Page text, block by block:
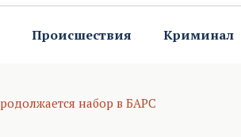
Происшествия Криминал
набор в БАРС